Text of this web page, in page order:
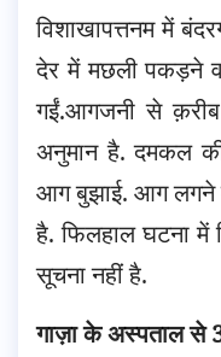
विशाखापत्तनम में
देर में मछली पकड़ने
गईं.आगजनी से
अनुमान है. दमकल
आग बुझाई. आग लगने
है. फिलहाल घटना में
सूचना नहीं है.
गाज़ा के अस्पताल से